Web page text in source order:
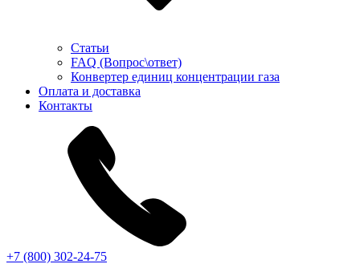
Статьи
FAQ (Вопрос\ответ)
Конвертер единиц концентрации газа
Оплата и доставка
Контакты
+7 (800) 302-24-75